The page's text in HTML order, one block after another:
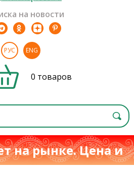
на новости
РУС ENG
0 товаров
на рынке. Цена и